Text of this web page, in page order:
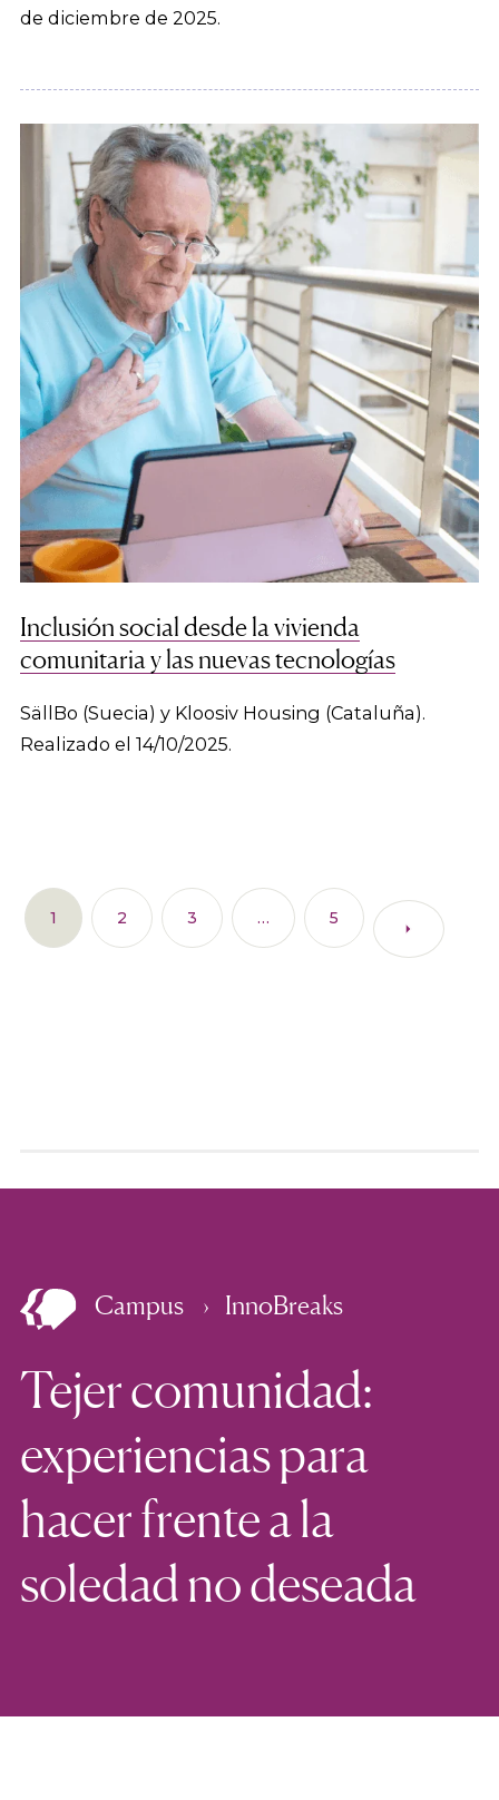
de diciembre de 2025.
Inclusión social desde la vivienda
comunitaria y las nuevas tecnologías
SällBo (Suecia) y Kloosiv Housing (Cataluña).
Realizado el 14/10/2025.
1 2 3 … 5
Campus InnoBreaks
Tejer comunidad:
experiencias para
hacer frente a la
soledad no deseada